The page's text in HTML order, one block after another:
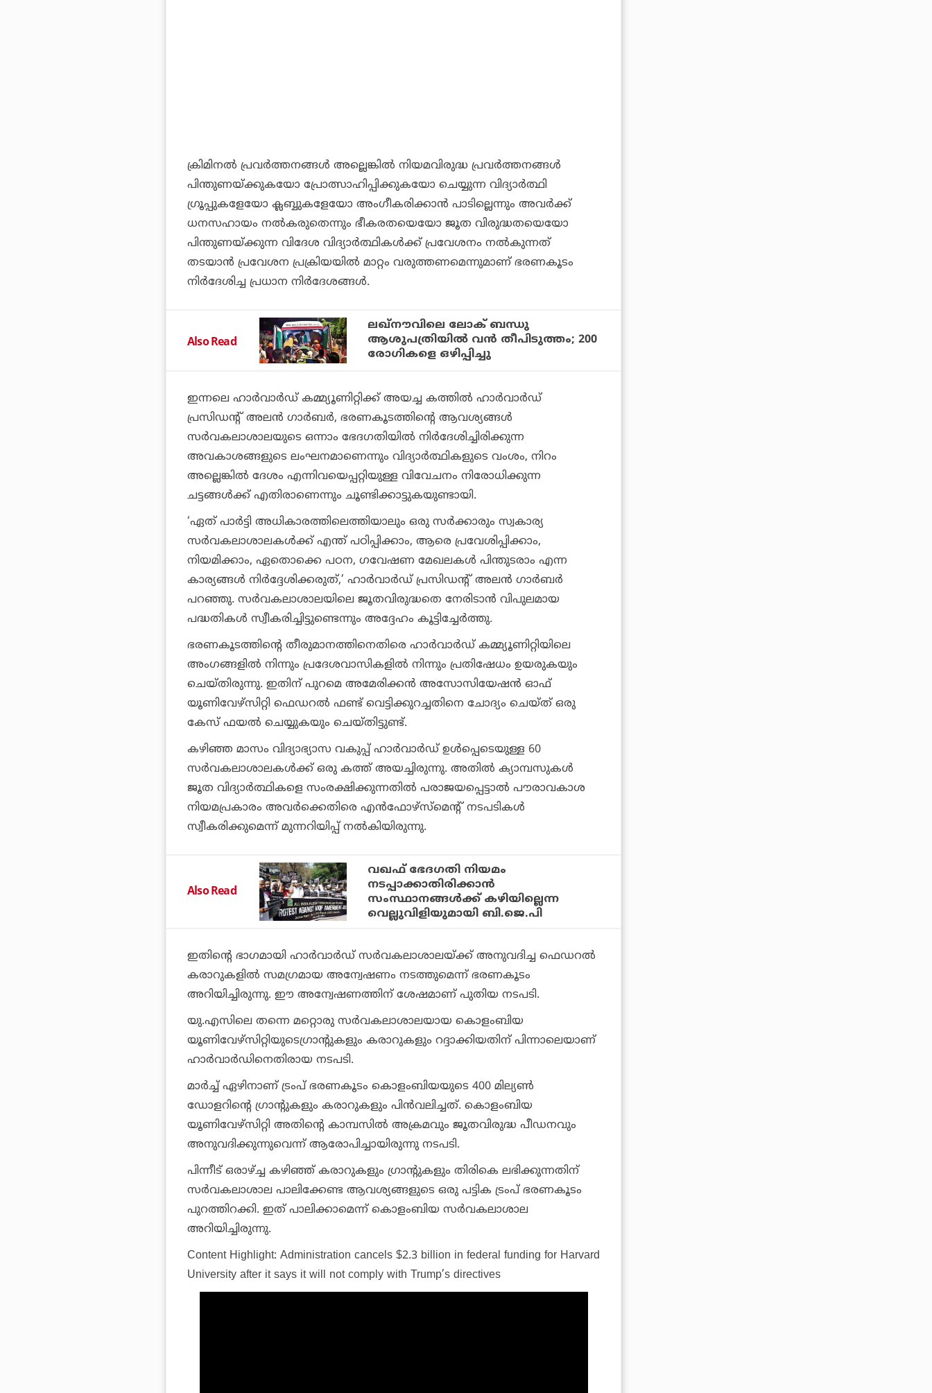
ക്രിമിനല്‍ പ്രവര്‍ത്തനങ്ങള്‍ അല്ലെങ്കില്‍ നിയമവിരുദ്ധ പ്രവര്‍ത്തനങ്ങള്‍
പിന്തുണയ്ക്കുകയോ പ്രോത്സാഹിപ്പിക്കുകയോ ചെയ്യുന്ന വിദ്യാര്‍ത്ഥി
ഗ്രൂപ്പുകളേയോ ക്ലബ്ബുകളേയോ അംഗീകരിക്കാന്‍ പാടില്ലെന്നും അവര്‍ക്ക്
ധനസഹായം നല്‍കരുതെന്നും ഭീകരതയെയോ ജൂത വിരുദ്ധതയെയോ
പിന്തുണയ്ക്കുന്ന വിദേശ വിദ്യാര്‍ത്ഥികള്‍ക്ക് പ്രവേശനം നല്‍കുന്നത്
തടയാന്‍ പ്രവേശന പ്രക്രിയയില്‍ മാറ്റം വരുത്തണമെന്നുമാണ് ഭരണകൂടം
നിര്‍ദേശിച്ച പ്രധാന നിര്‍ദേശങ്ങള്‍.
Also Read
ലഖ്‌നൗവിലെ ലോക് ബന്ധു
ആശുപത്രിയിൽ വൻ തീപിടുത്തം; 200
രോഗികളെ ഒഴിപ്പിച്ചു
ഇന്നലെ ഹാര്‍വാര്‍ഡ് കമ്മ്യൂണിറ്റിക്ക് അയച്ച കത്തില്‍ ഹാര്‍വാര്‍ഡ്
പ്രസിഡന്റ് അലന്‍ ഗാര്‍ബര്‍, ഭരണകൂടത്തിന്റെ ആവശ്യങ്ങള്‍
സര്‍വകലാശാലയുടെ ഒന്നാം ഭേദഗതിയില്‍ നിര്‍ദേശിച്ചിരിക്കുന്ന
അവകാശങ്ങളുടെ ലംഘനമാണെന്നും വിദ്യാര്‍ത്ഥികളുടെ വംശം, നിറം
അല്ലെങ്കില്‍ ദേശം എന്നിവയെപ്പറ്റിയുള്ള വിവേചനം നിരോധിക്കുന്ന
ചട്ടങ്ങള്‍ക്ക് എതിരാണെന്നും ചൂണ്ടിക്കാട്ടുകയുണ്ടായി.
‘ഏത് പാര്‍ട്ടി അധികാരത്തിലെത്തിയാലും ഒരു സര്‍ക്കാരും സ്വകാര്യ
സര്‍വകലാശാലകള്‍ക്ക് എന്ത് പഠിപ്പിക്കാം, ആരെ പ്രവേശിപ്പിക്കാം,
നിയമിക്കാം, ഏതൊക്കെ പഠന, ഗവേഷണ മേഖലകള്‍ പിന്തുടരാം എന്ന
കാര്യങ്ങള്‍ നിര്‍ദ്ദേശിക്കരുത്,’ ഹാര്‍വാര്‍ഡ് പ്രസിഡന്റ് അലന്‍ ഗാര്‍ബര്‍
പറഞ്ഞു. സര്‍വകലാശാലയിലെ ജൂതവിരുദ്ധതെ നേരിടാന്‍ വിപുലമായ
പദ്ധതികള്‍ സ്വീകരിച്ചിട്ടുണ്ടെന്നും അദ്ദേഹം കൂട്ടിച്ചേര്‍ത്തു.
ഭരണകൂടത്തിന്റെ തീരുമാനത്തിനെതിരെ ഹാര്‍വാര്‍ഡ് കമ്മ്യൂണിറ്റിയിലെ
അംഗങ്ങളില്‍ നിന്നും പ്രദേശവാസികളില്‍ നിന്നും പ്രതിഷേധം ഉയരുകയും
ചെയ്തിരുന്നു. ഇതിന് പുറമെ അമേരിക്കന്‍ അസോസിയേഷന്‍ ഓഫ്
യൂണിവേഴ്‌സിറ്റി ഫെഡറല്‍ ഫണ്ട് വെട്ടിക്കുറച്ചതിനെ ചോദ്യം ചെയ്ത് ഒരു
കേസ് ഫയല്‍ ചെയ്യുകയും ചെയ്തിട്ടുണ്ട്.
കഴിഞ്ഞ മാസം വിദ്യാഭ്യാസ വകുപ്പ് ഹാര്‍വാര്‍ഡ് ഉള്‍പ്പെടെയുള്ള 60
സര്‍വകലാശാലകള്‍ക്ക് ഒരു കത്ത് അയച്ചിരുന്നു. അതില്‍ ക്യാമ്പസുകള്‍
ജൂത വിദ്യാര്‍ത്ഥികളെ സംരക്ഷിക്കുന്നതില്‍ പരാജയപ്പെട്ടാല്‍ പൗരാവകാശ
നിയമപ്രകാരം അവര്‍ക്കെതിരെ എന്‍ഫോഴ്‌സ്‌മെന്റ് നടപടികള്‍
സ്വീകരിക്കുമെന്ന് മുന്നറിയിപ്പ് നല്‍കിയിരുന്നു.
Also Read
വഖഫ് ഭേദഗതി നിയമം
നടപ്പാക്കാതിരിക്കാൻ
സംസ്ഥാനങ്ങൾക്ക് കഴിയില്ലെന്ന
വെല്ലുവിളിയുമായി ബി.ജെ.പി
ഇതിന്റെ ഭാഗമായി ഹാര്‍വാര്‍ഡ് സര്‍വകലാശാലയ്ക്ക് അനുവദിച്ച ഫെഡറല്‍
കരാറുകളില്‍ സമഗ്രമായ അന്വേഷണം നടത്തുമെന്ന് ഭരണകൂടം
അറിയിച്ചിരുന്നു. ഈ അന്വേഷണത്തിന് ശേഷമാണ് പുതിയ നടപടി.
യു.എസിലെ തന്നെ മറ്റൊരു സര്‍വകലാശാലയായ കൊളംബിയ
യൂണിവേഴ്സിറ്റിയുടെഗ്രാന്റുകളും കരാറുകളും റദ്ദാക്കിയതിന് പിന്നാലെയാണ്
ഹാര്‍വാര്‍ഡിനെതിരായ നടപടി.
മാര്‍ച്ച് ഏഴിനാണ് ട്രംപ് ഭരണകൂടം കൊളംബിയയുടെ 400 മില്യണ്‍
ഡോളറിന്റെ ഗ്രാന്റുകളും കരാറുകളും പിന്‍വലിച്ചത്. കൊളംബിയ
യൂണിവേഴ്സിറ്റി അതിന്റെ കാമ്പസില്‍ അക്രമവും ജൂതവിരുദ്ധ പീഡനവും
അനുവദിക്കുന്നുവെന്ന് ആരോപിച്ചായിരുന്നു നടപടി.
പിന്നീട് ഒരാഴ്ച്ച കഴിഞ്ഞ് കരാറുകളും ഗ്രാന്റുകളും തിരികെ ലഭിക്കുന്നതിന്
സര്‍വകലാശാല പാലിക്കേണ്ട ആവശ്യങ്ങളുടെ ഒരു പട്ടിക ട്രംപ് ഭരണകൂടം
പുറത്തിറക്കി. ഇത് പാലിക്കാമെന്ന് കൊളംബിയ സര്‍വകലാശാല
അറിയിച്ചിരുന്നു.
Content Highlight: Administration cancels $2.3 billion in federal funding for Harvard
University after it says it will not comply with Trump’s directives